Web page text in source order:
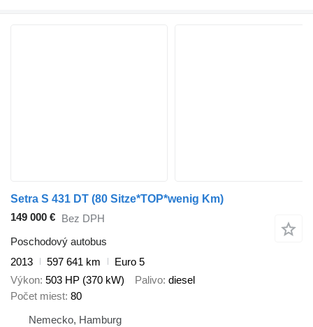
Setra S 431 DT (80 Sitze*TOP*wenig Km)
149 000 € Bez DPH
Poschodový autobus
2013
597 641 km
Euro 5
Výkon 503 HP (370 kW) Palivo diesel
Počet miest 80
Nemecko, Hamburg